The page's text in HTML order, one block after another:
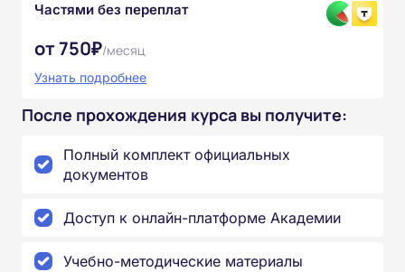
Частями без переплат
от 750₽/месяц
Узнать подробнее
После прохождения курса вы получите:
Полный комплект официальных
документов
Доступ к онлайн-платформе Академии
Учебно-методические материалы